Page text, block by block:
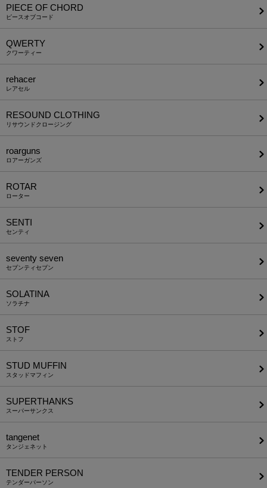
PIECE OF CHORD
ピースオブコード
QWERTY
クワーティー
rehacer
レアセル
RESOUND CLOTHING
リサウンドクロージング
roarguns
ロアーガンズ
ROTAR
ローター
SENTI
センティ
seventy seven
セブンティセブン
SOLATINA
ソラチナ
STOF
ストフ
STUD MUFFIN
スタッドマフィン
SUPERTHANKS
スーパーサンクス
tangenet
タンジェネット
TENDER PERSON
テンダーパーソン